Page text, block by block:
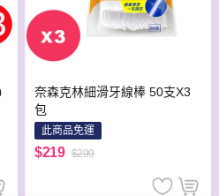
奈森克林細滑牙線棒 50支X3
包
此商品免運
$219 $299